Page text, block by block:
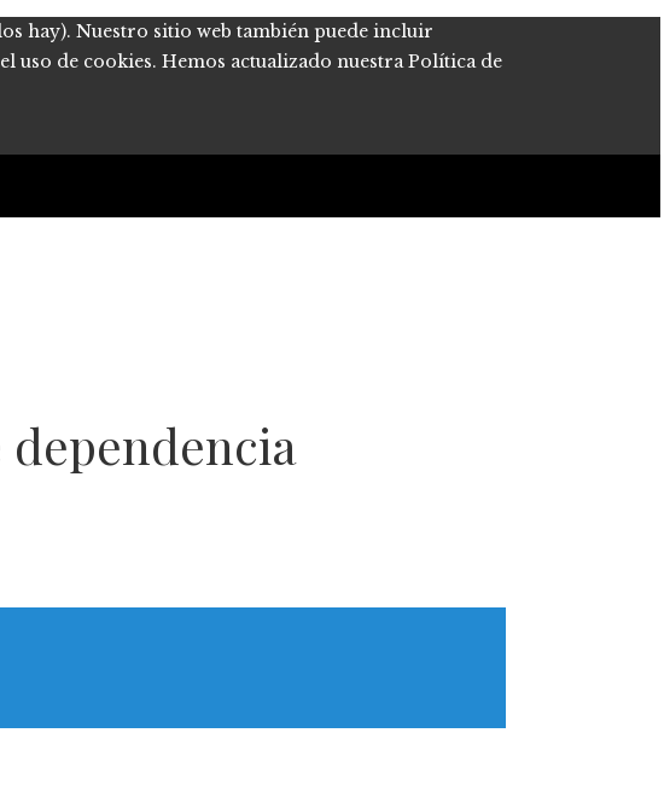
hay). Nuestro sitio web también puede incluir
uso de cookies. Hemos actualizado nuestra Política de
dependencia